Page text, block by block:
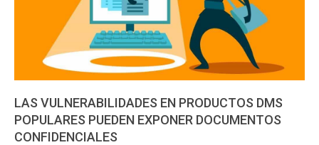
LAS VULNERABILIDADES EN PRODUCTOS DMS
POPULARES PUEDEN EXPONER DOCUMENTOS
CONFIDENCIALES